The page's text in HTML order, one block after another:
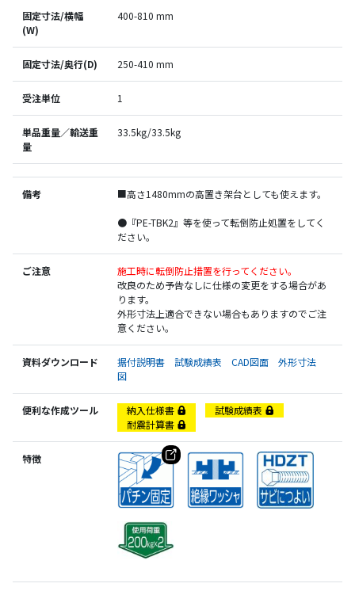
固定寸法/横幅
(W)
400-810 mm
固定寸法/奥行(D) 250-410 mm
受注単位 1
単品重量／輸送重
量
33.5kg/33.5kg
備考 ■高さ1480mmの高置き架台としても使えます。
●『PE-TBK2』等を使って転倒防止処置をしてく
ださい。
ご注意
施工時に転倒防止措置を行ってください。
改良のため予告なしに仕様の変更をする場合があ
ります。
外形寸法上適合できない場合もありますのでご注
意ください。
資料ダウンロード 据付説明書 試験成績表 CAD図面 外形寸法
図
便利な作成ツール 納入仕様書
試験成績表
耐震計算書
特徴